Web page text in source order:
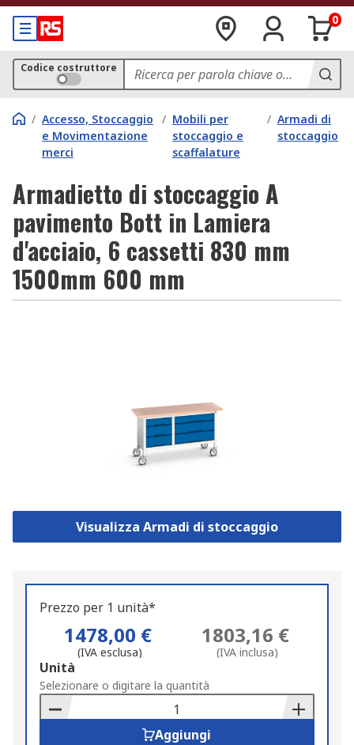
0
Codice costruttore
/ Accesso, Stoccaggio
e Movimentazione
merci
/ Mobili per
stoccaggio e
scaffalature
/ Armadi di
stoccaggio
Armadietto di stoccaggio A
pavimento Bott in Lamiera
d'acciaio, 6 cassetti 830 mm
1500mm 600 mm
Visualizza Armadi di stoccaggio
Prezzo per 1 unità*
1478,00 €
(IVA esclusa)
1803,16 €
(IVA inclusa)
Add
to
Basket
Unità
Selezionare o digitare la quantità
Aggiungi